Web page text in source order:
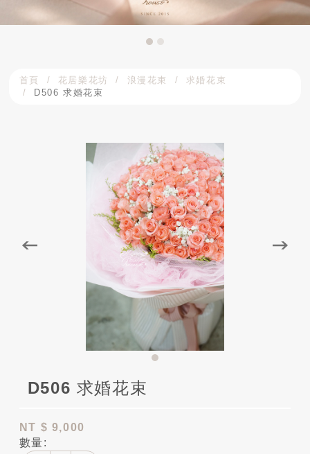
首頁 花居樂花坊 浪漫花束
求婚花束
D506 求婚花束
D506 求婚花束
NT $ 9,000
數量: